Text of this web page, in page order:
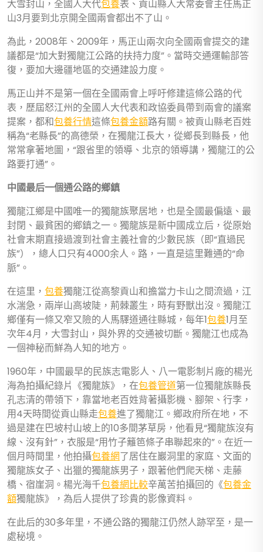
大雪封山，全國人大代包養表、貢山縣人大常委會主任馬正
山3月要到北京開全國兩會都出不了山。
為此，2008年、2009年，馬正山兩次向全國兩會提交的建
議都是“加大對獨龍江公路的扶持力度”。當時交通運輸部答
復，要加大邊疆地區的交通建設力度。
馬正山并不是第一個在全國兩會上呼吁修建這條公路的代
表，歷屆怒江州的全國人大代表和政協委員帶到兩會的議案
提案，都和包養行情這條包養金額路有關。被貢山縣老百姓
稱為“老縣長”的高德榮，在獨龍江長大，從鄉長到縣長，他
常常拿著地圖，“跟省里的領導、北京的領導講，獨龍江的公
路要打通”。
中國最后一個通公路的鄉鎮
獨龍江鄉是中國唯一的獨龍族聚居地，也是全國最偏遠、最
封閉、最貧困的鄉鎮之一。獨龍族是新中國成立后，從原始
社會末期直接過渡到社會主義社會的少數民族（即“直過民
族”），總人口只有4000余人。路，一直是這里難通的“命
脈”。
在這里， 包養獨龍江從高黎貢山和擔當力卡山之間流過，江
水湍急，兩岸山高坡陡，荊棘叢生，時有野獸出沒。獨龍江
鄉僅有一條又窄又險的人馬驛道通往縣城，每年1包養1月至
次年4月，大雪封山，與外界的交通被切斷。獨龍江也成為
一個神秘而鮮為人知的地方。
1960年，中國最早的民族志電影人、八一電影制片廠的楊光
海為拍攝紀錄片《獨龍族》，在包養管道第一位獨龍族縣長
孔志清的帶領下，靠當地老百姓背著攝影機、腳架、行李，
用4天時間從貢山縣走包養進了獨龍江。鄉政府所在地，不
過是建在巴坡村山坡上的10多間茅草房，他看見“獨龍族沒有
線、沒有針”，衣服是“用竹子籬笆條子串聯起來的”。在近一
個月時間里，他拍攝包養網了居住在巖洞里的家庭、文面的
獨龍族女子、出獵的獨龍族男子，跟著他們爬天梯、走藤
橋、宿崖洞。楊光海千包養網比較辛萬苦拍攝回的《包養金
額獨龍族》，為后人提供了珍貴的影像資料。
在此后的30多年里，不通公路的獨龍江仍然人跡罕至，是一
處秘境。